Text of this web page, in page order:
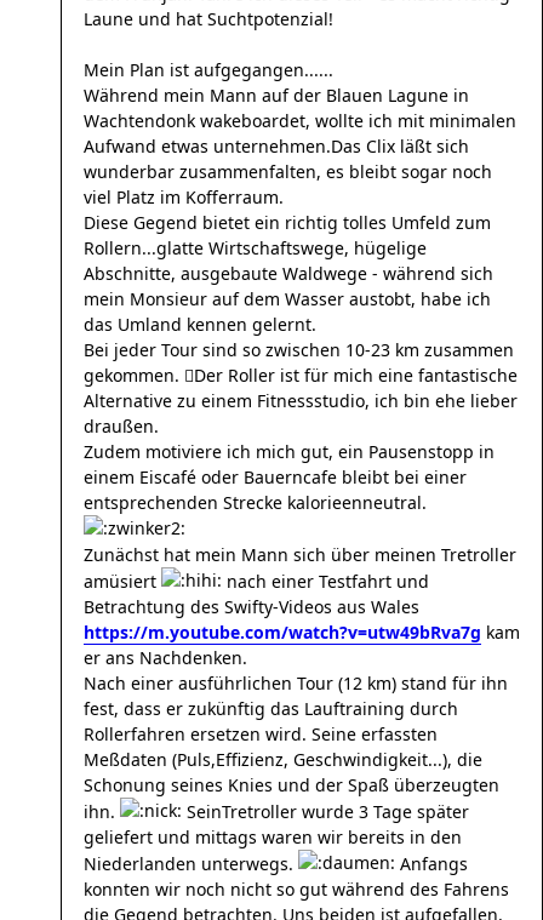
Laune und hat Suchtpotenzial!
Mein Plan ist aufgegangen......
Während mein Mann auf der Blauen Lagune in
Wachtendonk wakeboardet, wollte ich mit minimalen
Aufwand etwas unternehmen.Das Clix läßt sich
wunderbar zusammenfalten, es bleibt sogar noch
viel Platz im Kofferraum.
Diese Gegend bietet ein richtig tolles Umfeld zum
Rollern...glatte Wirtschaftswege, hügelige
Abschnitte, ausgebaute Waldwege - während sich
mein Monsieur auf dem Wasser austobt, habe ich
das Umland kennen gelernt.
Bei jeder Tour sind so zwischen 10-23 km zusammen
gekommen. Der Roller ist für mich eine fantastische
Alternative zu einem Fitnessstudio, ich bin ehe lieber
draußen.
Zudem motiviere ich mich gut, ein Pausenstopp in
einem Eiscafé oder Bauerncafe bleibt bei einer
entsprechenden Strecke kalorieenneutral.
Zunächst hat mein Mann sich über meinen Tretroller
amüsiert
nach einer Testfahrt und
Betrachtung des Swifty-Videos aus Wales
https://m.youtube.com/watch?v=utw49bRva7g kam
er ans Nachdenken.
Nach einer ausführlichen Tour (12 km) stand für ihn
fest, dass er zukünftig das Lauftraining durch
Rollerfahren ersetzen wird. Seine erfassten
Meßdaten (Puls,Effizienz, Geschwindigkeit...), die
Schonung seines Knies und der Spaß überzeugten
ihn.
SeinTretroller wurde 3 Tage später
geliefert und mittags waren wir bereits in den
Niederlanden unterwegs.
Anfangs
konnten wir noch nicht so gut während des Fahrens
die Gegend betrachten. Uns beiden ist aufgefallen,